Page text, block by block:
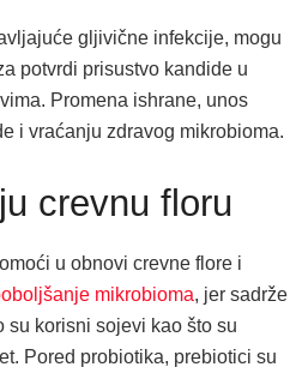
gljivične infekcije, mogu
potvrdi prisustvo kandide u
Promena ishrane, unos
i vraćanju zdravog mikrobioma.
crevnu floru
u obnovi crevne flore i
mikrobioma, jer sadrže
su korisni sojevi kao što su
Pored probiotika, prebiotici su